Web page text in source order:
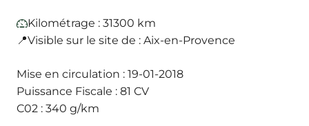
Kilométrage : 31300 km
📍Visible sur le site de : Aix-en-Provence
Mise en circulation : 19-01-2018
Puissance Fiscale : 81 CV
C02 : 340 g/km